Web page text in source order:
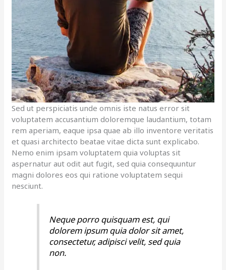
Sed ut perspiciatis unde omnis iste natus error sit
voluptatem accusantium doloremque laudantium, totam
rem aperiam, eaque ipsa quae ab illo inventore veritatis
et quasi architecto beatae vitae dicta sunt explicabo.
Nemo enim ipsam voluptatem quia voluptas sit
aspernatur aut odit aut fugit, sed quia consequuntur
magni dolores eos qui ratione voluptatem sequi
nesciunt.
Neque porro quisquam est, qui
dolorem ipsum quia dolor sit amet,
consectetur, adipisci velit, sed quia
non.